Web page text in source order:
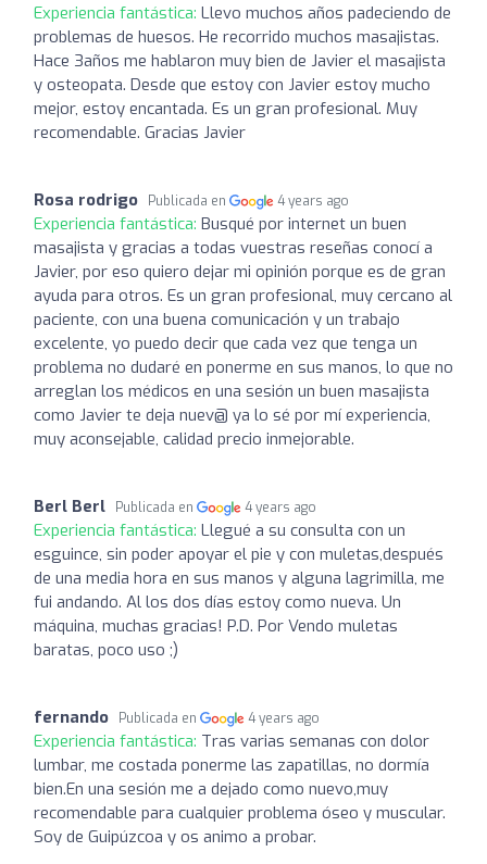
Experiencia fantástica: Llevo muchos años padeciendo de
problemas de huesos. He recorrido muchos masajistas.
Hace 3años me hablaron muy bien de Javier el masajista
y osteopata. Desde que estoy con Javier estoy mucho
mejor, estoy encantada. Es un gran profesional. Muy
recomendable. Gracias Javier
Rosa rodrigo Publicada en 4 years ago
Experiencia fantástica: Busqué por internet un buen
masajista y gracias a todas vuestras reseñas conocí a
Javier, por eso quiero dejar mi opinión porque es de gran
ayuda para otros. Es un gran profesional, muy cercano al
paciente, con una buena comunicación y un trabajo
excelente, yo puedo decir que cada vez que tenga un
problema no dudaré en ponerme en sus manos, lo que no
arreglan los médicos en una sesión un buen masajista
como Javier te deja nuev@ ya lo sé por mí experiencia,
muy aconsejable, calidad precio inmejorable.
Berl Berl Publicada en 4 years ago
Experiencia fantástica: Llegué a su consulta con un
esguince, sin poder apoyar el pie y con muletas,después
de una media hora en sus manos y alguna lagrimilla, me
fui andando. Al los dos días estoy como nueva. Un
máquina, muchas gracias! P.D. Por Vendo muletas
baratas, poco uso ;)
fernando Publicada en 4 years ago
Experiencia fantástica: Tras varias semanas con dolor
lumbar, me costada ponerme las zapatillas, no dormía
bien.En una sesión me a dejado como nuevo,muy
recomendable para cualquier problema óseo y muscular.
Soy de Guipúzcoa y os animo a probar.